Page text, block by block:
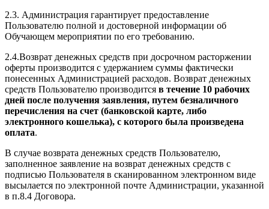
2.3. Администрация гарантирует предоставление
Пользователю полной и достоверной информации об
Обучающем мероприятии по его требованию.
2.4.Возврат денежных средств при досрочном расторжении
оферты производится с удержанием суммы фактически
понесенных Администрацией расходов. Возврат денежных
средств Пользователю производится в течение 10 рабочих
дней после получения заявления, путем безналичного
перечисления на счет (банковской карте, либо
электронного кошелька), с которого была произведена
оплата.
В случае возврата денежных средств Пользователю,
заполненное заявление на возврат денежных средств с
подписью Пользователя в сканированном электронном виде
высылается по электронной почте Администрации, указанной
в п.8.4 Договора.